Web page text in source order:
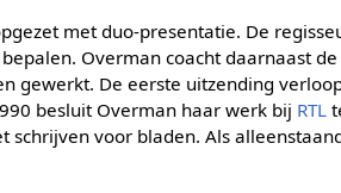
met duo-presentatie. De
Overman coacht daarnaast
gewerkt. De eerste uitzending
besluit Overman haar werk bij RTL
schrijven voor bladen. Als